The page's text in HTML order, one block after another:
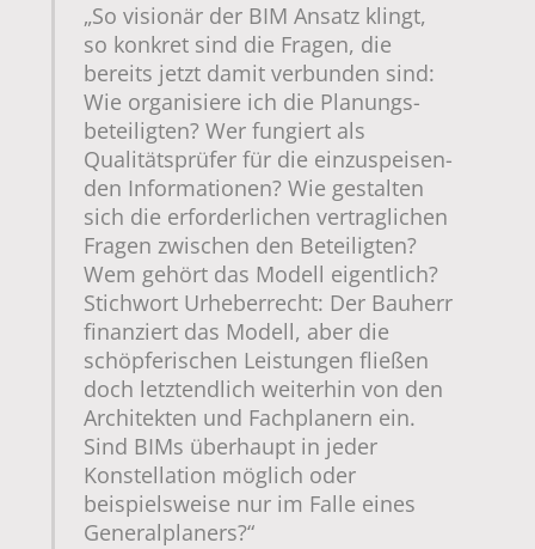
„So visionär der BIM­ Ansatz klingt,
so konkret sind die Fragen, die
bereits jetzt damit verbunden sind:
Wie organisiere ich die Planungs­
beteiligten? Wer fungiert als
Qualitätsprüfer für die einzuspeisen­
den Informationen? Wie gestalten
sich die erforderlichen vertrag­lichen
Fragen zwischen den Beteiligten?
Wem gehört das Modell eigentlich?
Stichwort Urheberrecht: Der Bauherr
finanziert das Modell, aber die
schöpferischen Leistungen fließen
doch letztendlich weiterhin von den
Architekten und Fachplanern ein.
Sind BIMs überhaupt in jeder
Konstellation möglich oder
beispielsweise nur im Falle eines
Generalplaners?“